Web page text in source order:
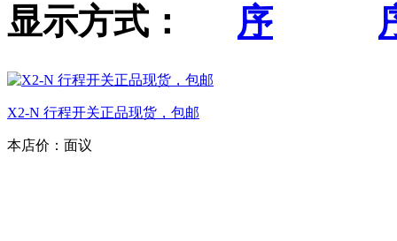
显示方式：
X2-N 行程开关正品现货，包邮
本店价： 面议